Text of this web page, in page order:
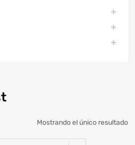
Mostrando el único resultado